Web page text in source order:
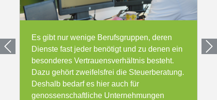
Es gibt nur wenige Berufsgruppen, deren
Dienste fast jeder benötigt und zu denen ein
besonderes Vertrauensverhältnis besteht.
Dazu gehört zweifelsfrei die Steuerberatung.
Deshalb bedarf es hier auch für
genossenschaftliche Unternehmungen